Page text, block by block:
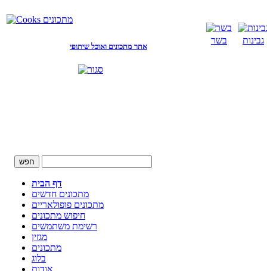
אתר מתכונים ואוכל שיתופי
בשר גבינות
דף הבית
מתכונים חדשים
מתכונים פופולאריים
חיפוש מתכונים
רשימת משתמשים
מגזין
מתכונים
בלוג
אודות